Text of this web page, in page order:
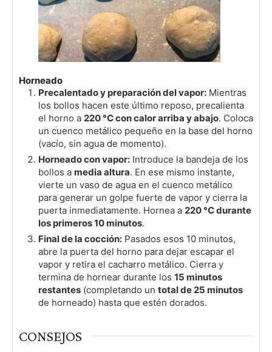
Horneado
Precalentado y preparación del vapor: Mientras
los bollos hacen este último reposo, precalienta
el horno a 220 °C con calor arriba y abajo. Coloca
un cuenco metálico pequeño en la base del horno
(vacío, sin agua de momento).
Horneado con vapor: Introduce la bandeja de los
bollos a media altura. En ese mismo instante,
vierte un vaso de agua en el cuenco metálico
para generar un golpe fuerte de vapor y cierra la
puerta inmediatamente. Hornea a 220 °C durante
los primeros 10 minutos.
Final de la cocción: Pasados esos 10 minutos,
abre la puerta del horno para dejar escapar el
vapor y retira el cacharro metálico. Cierra y
termina de hornear durante los 15 minutos
restantes (completando un total de 25 minutos
de horneado) hasta que estén dorados.
CONSEJOS